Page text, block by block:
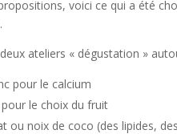
voici ce qui a été
ateliers « dégustation »
pour le calcium
le choix du fruit
ou noix de coco (des lipides,